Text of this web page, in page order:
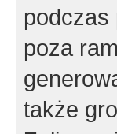
podczas
poza
także